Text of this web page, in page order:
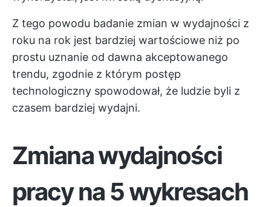
Z tego powodu badanie zmian w wydajności z
roku na rok jest bardziej wartościowe niż po
prostu uznanie od dawna akceptowanego
trendu, zgodnie z którym postęp
technologiczny spowodował, że ludzie byli z
czasem bardziej wydajni.
Zmiana wydajności
pracy na 5 wykresach